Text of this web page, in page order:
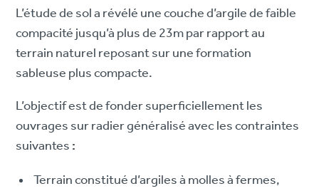
L’étude de sol a révélé une couche d’argile de faible
compacité jusqu’à plus de 23m par rapport au
terrain naturel reposant sur une formation
sableuse plus compacte.
L’objectif est de fonder superficiellement les
ouvrages sur radier généralisé avec les contraintes
suivantes:
Terrain constitué d’argiles à molles à fermes,